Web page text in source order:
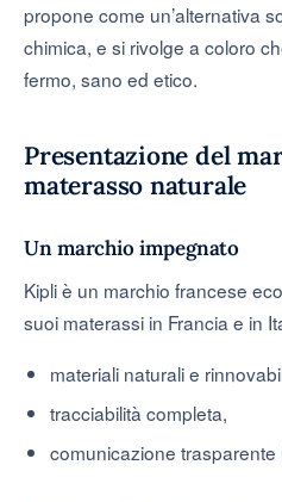
propone come un’alternativa
chimica, e si rivolge a coloro
fermo, sano ed etico.
Presentazione del
materasso naturale
Un marchio impegnato
Kipli è un marchio francese
suoi materassi in Francia e in
materiali naturali e
tracciabilità completa,
comunicazione